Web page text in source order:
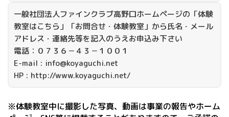
一般社団法人ファインクラブ高野口ホームページの「体験
教室はこちら」「お問合せ・体験教室」から氏名・メール
アドレス・連絡先等を記入のうえお申込み下さい
電話：０７３６－４３－１００１
E-mail : info@koyaguchi.net
HP : http://www.koyaguchi.net/
※体験教室中に撮影した写真、動画は事業の報告やホーム